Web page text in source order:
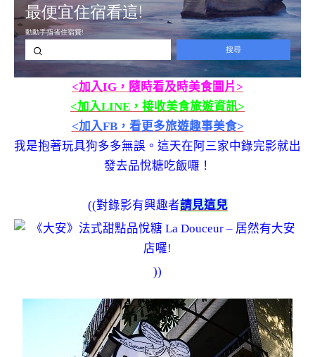
<加入IG，隨時看及時美食圖片>
<加入LINE，接收美食旅遊資訊>
<加入FB，看更多旅遊趣事美食>
我是抱著玩具狗多多無誤。這天在阿三家中錄完影就出
發去品悅糖吃飯囉！
((對錄影有興趣者請見這兒
))